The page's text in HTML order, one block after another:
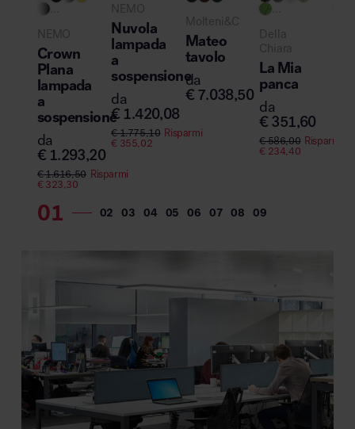
...
NEMO
Crown
Plana
lampada
a
sospensione
da
€ 1.293,20
€1.616,50 Risparmi
€323,30
NEMO
Nuvola
lampada
a
sospensione
da
€ 1.420,08
€1.775,10 Risparmi
€355,02
Molteni&C
Mateo
tavolo
da
€ 7.038,50
Della
Chiara
La Mia
panca
da
€ 351,60
€586,00 Risparmi
€234,40